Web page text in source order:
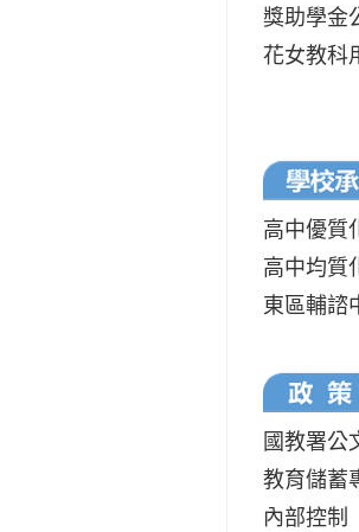
獎助學金
花女教科
高中優質
高中均質
東區輔諮
國教署公
教育儲蓄
內部控制